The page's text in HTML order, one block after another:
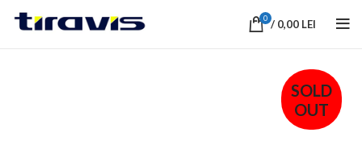
0 / 0,00 LEI
SOLD
OUT